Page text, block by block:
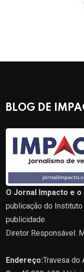
BLOG DE
O Jornal Impacto e
publicação do
publicidade.
Diretor Responsável:
Endereço:Travesa do